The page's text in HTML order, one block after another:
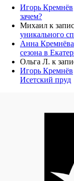
Игорь Кремнёв
зачем?
Михаил к
уникального
Анна Кремнёва
сезона в
Ольга Л. к
Игорь Кремнёв
Исетский пруд